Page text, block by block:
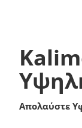
Απολαύστε